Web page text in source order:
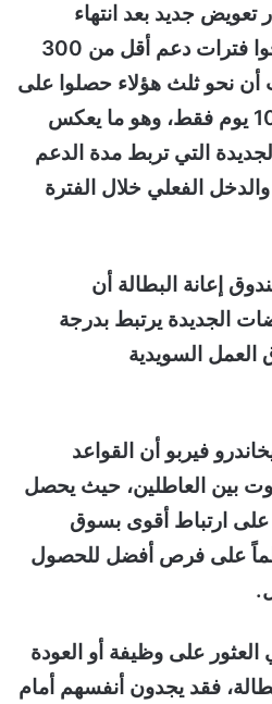
جديد بعد انتهاء
استحقاقهم السابق، مُنحوا فترات دعم أقل من 300
أن نحو ثلث هؤلاء حصلوا على
فترة تعويض لا تتجاوز 100 يوم فقط، وهو ما يعكس
الجديدة التي تربط مدة الدعم
الفعلي خلال الفترة
إعانة البطالة أن
الجديدة يرتبط بدرجة
السويدية
فيربو أن القواعد
بين العاطلين، حيث يحصل
على ارتباط أقوى بسوق
على فرص أفضل للحصول
على وظيفة أو العودة
فقد يجدون أنفسهم أمام